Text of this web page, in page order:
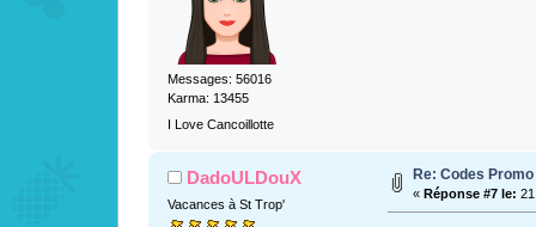
Messages: 56016
Karma: 13455
I Love Cancoillotte
DadoULDouX
Vacances à St Trop'
Re: Codes
« Réponse #7 le: